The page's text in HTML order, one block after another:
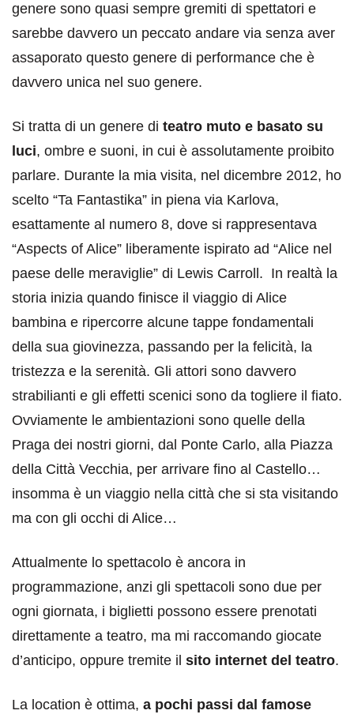
genere sono quasi sempre gremiti di spettatori e
sarebbe davvero un peccato andare via senza aver
assaporato questo genere di performance che è
davvero unica nel suo genere.
Si tratta di un genere di teatro muto e basato su
luci, ombre e suoni, in cui è assolutamente proibito
parlare. Durante la mia visita, nel dicembre 2012, ho
scelto “Ta Fantastika” in piena via Karlova,
esattamente al numero 8, dove si rappresentava
“Aspects of Alice” liberamente ispirato ad “Alice nel
paese delle meraviglie” di Lewis Carroll. In realtà la
storia inizia quando finisce il viaggio di Alice
bambina e ripercorre alcune tappe fondamentali
della sua giovinezza, passando per la felicità, la
tristezza e la serenità. Gli attori sono davvero
strabilianti e gli effetti scenici sono da togliere il fiato.
Ovviamente le ambientazioni sono quelle della
Praga dei nostri giorni, dal Ponte Carlo, alla Piazza
della Città Vecchia, per arrivare fino al Castello…
insomma è un viaggio nella città che si sta visitando
ma con gli occhi di Alice…
Attualmente lo spettacolo è ancora in
programmazione, anzi gli spettacoli sono due per
ogni giornata, i biglietti possono essere prenotati
direttamente a teatro, ma mi raccomando giocate
d’anticipo, oppure tremite il sito internet del teatro.
La location è ottima, a pochi passi dal famose